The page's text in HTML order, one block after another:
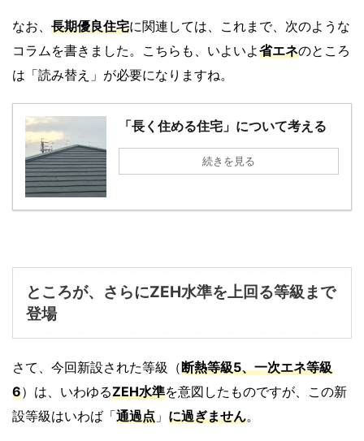
なお、 長期優良住宅に関連しては、これまで、次のような
コラムを書きました。こちらも、いよいよ省エネのところ
は「読み替え」が必要になりますね。
「長く住める住宅」について考える
続きを見る
ところが、さらにZEH水準を上回る等級まで
登場
さて、今回新設された等級（断熱等級5、一次エネ等級
6）は、いわゆるZEH水準を意図したものですが、この新
設等級はいわば「通過点 」 に過ぎません。